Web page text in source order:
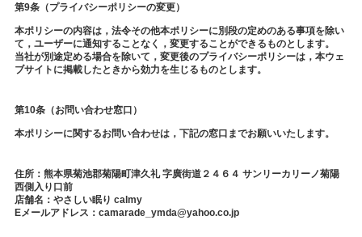
第9条（プライバシーポリシーの変更）
本ポリシーの内容は，法令その他本ポリシーに別段の定めのある事項を除い
て，ユーザーに通知することなく，変更することができるものとします。
当社が別途定める場合を除いて，変更後のプライバシーポリシーは，本ウェ
ブサイトに掲載したときから効力を生じるものとします。
第10条（お問い合わせ窓口）
本ポリシーに関するお問い合わせは，下記の窓口までお願いいたします。
住所：熊本県菊池郡菊陽町津久礼 字廣街道２４６４ サンリーカリーノ菊陽
西側入り口前
店舗名：やさしい眠り calmy
Eメールアドレス：camarade_ymda@yahoo.co.jp